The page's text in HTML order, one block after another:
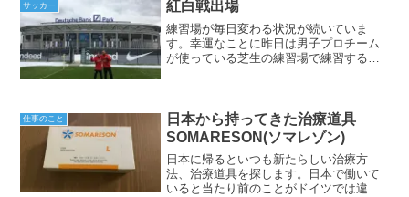
その他にもチームの母体...
サッカー 紅白戦出場
練習場が毎日変わる状況が続いていま
す。幸運なことに昨日は男子プロチーム
が使っている芝生の練習場で練習する機
に芝生で練習できる女子チー...
仕事のこと
日本から持ってきた治療道具
SOMARESON(ソマレゾン)
日本に帰るといつも新たらしい治療方
法、治療道具を探します。日本で働いて
いると当たり前のことがドイツでは違い